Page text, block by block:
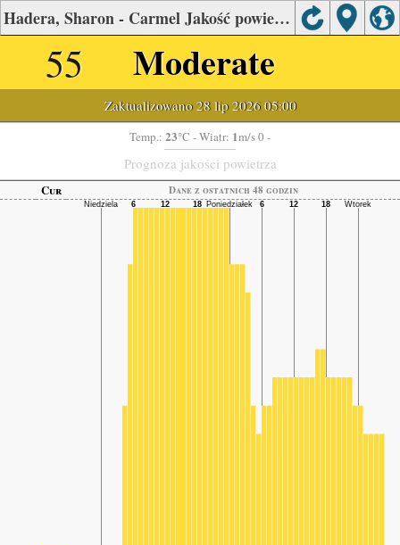
Hadera, Sharon - Carmel Jakość powietrza.
55 Moderate
Zaktualizowano 28 lip 2026 05:00
Temp.: 23°C - Wiatr: 1m/s 0 -
Prognoza jakości powietrza
Cur Dane z ostatnich 48 godzin